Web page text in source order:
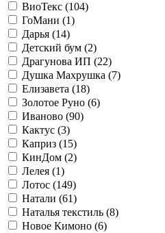
ВиоТекс (104)
ГоМани (1)
Дарья (14)
Детский бум (2)
Драгунова ИП (22)
Душка Махрушка (7)
Елизавета (18)
Золотое Руно (6)
Иваново (90)
Кактус (3)
Каприз (15)
КинДом (2)
Лелея (1)
Лотос (149)
Натали (61)
Наталья текстиль (8)
Новое Кимоно (6)